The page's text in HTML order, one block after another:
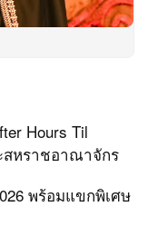
Hours Til
สหราชอาณาจักร
พร้อมแขกพิเศษ